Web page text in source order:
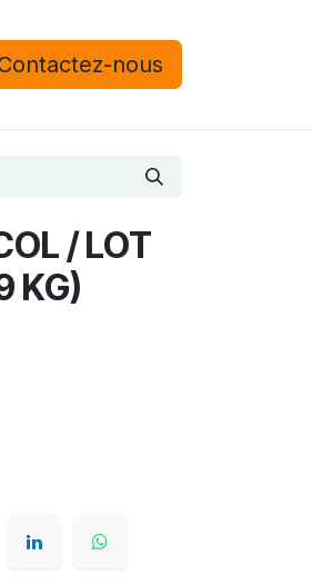
nous
/ LOT
KG)